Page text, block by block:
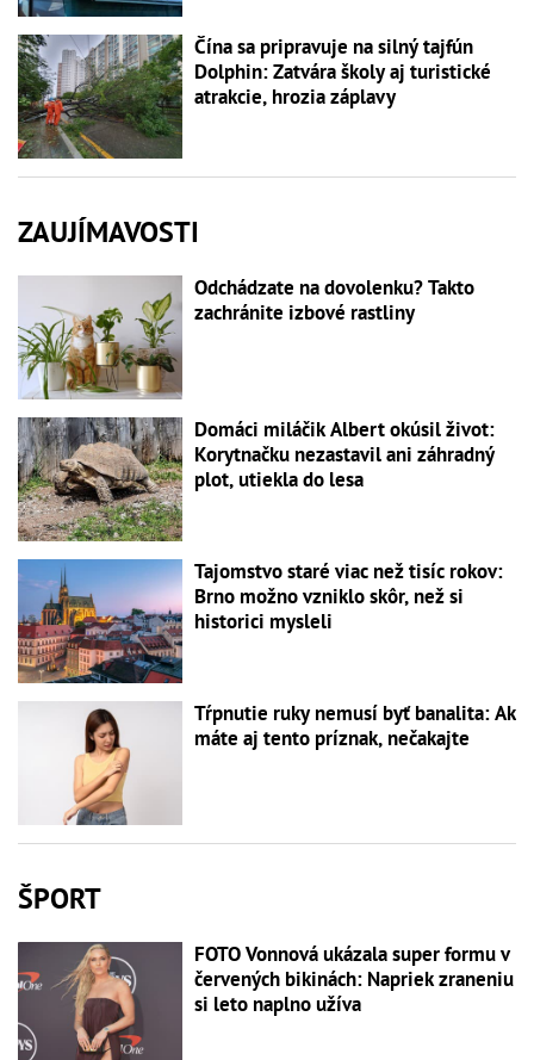
Čína sa pripravuje na silný tajfún
Dolphin: Zatvára školy aj turistické
atrakcie, hrozia záplavy
ZAUJÍMAVOSTI
Odchádzate na dovolenku? Takto
zachránite izbové rastliny
Domáci miláčik Albert okúsil život:
Korytnačku nezastavil ani záhradný
plot, utiekla do lesa
Tajomstvo staré viac než tisíc rokov:
Brno možno vzniklo skôr, než si
historici mysleli
Tŕpnutie ruky nemusí byť banalita: Ak
máte aj tento príznak, nečakajte
ŠPORT
FOTO Vonnová ukázala super formu v
červených bikinách: Napriek zraneniu
si leto naplno užíva